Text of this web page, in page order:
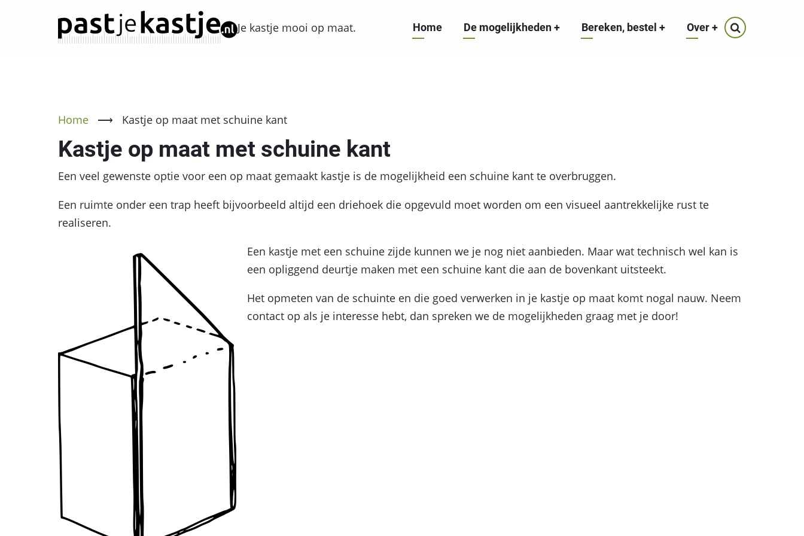
Je kastje mooi op maat. Hoofdnavigatie
Home De mogelijkheden+ Bereken, bestel + Over+
Home ⟶ Kastje op maat met schuine kant
Kastje op maat met schuine kant
Een veel gewenste optie voor een op maat gemaakt kastje is de mogelijkheid een schuine kant te overbruggen.
Een ruimte onder een trap heeft bijvoorbeeld altijd een driehoek die opgevuld moet worden om een visueel aantrekkelijke rust te
realiseren.
Een kastje met een schuine zijde kunnen we je nog niet aanbieden. Maar wat technisch wel kan is
een opliggend deurtje maken met een schuine kant die aan de bovenkant uitsteekt.
Het opmeten van de schuinte en die goed verwerken in je kastje op maat komt nogal nauw. Neem
contact op als je interesse hebt, dan spreken we de mogelijkheden graag met je door!